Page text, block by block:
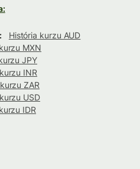
História kurzu AUD
MXN
JPY
INR
ZAR
USD
IDR